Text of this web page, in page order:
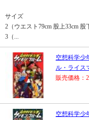
サイズ
2（ウエスト79cm 股上33cm 股
3（...
空想科学少
ル・ライス
販売価格：
空想科学少